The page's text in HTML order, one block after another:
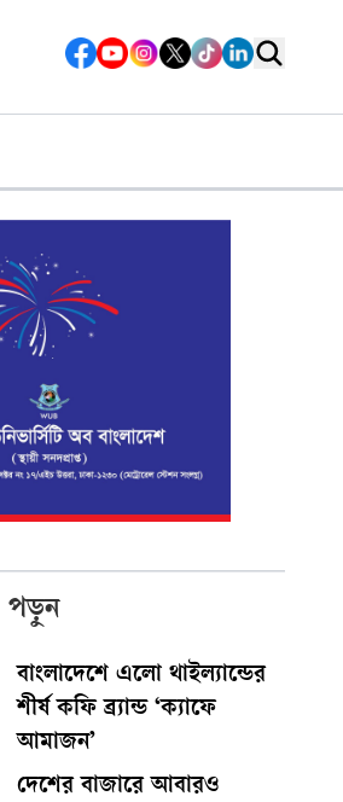
পড়ুন
বাংলাদেশে এলো থাইল্যান্ডের
শীর্ষ কফি ব্র্যান্ড ‘ক্যাফে
আমাজন’
দেশের বাজারে আবারও